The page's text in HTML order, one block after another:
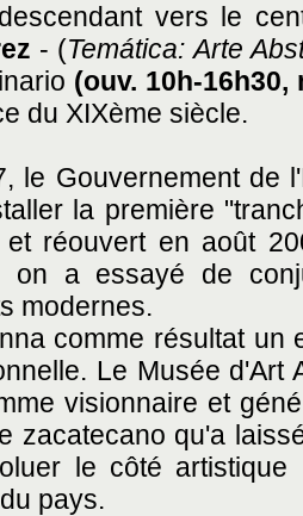
vers le
- (Temática: Arte
(ouv. 10h-16h30,
du XIXème siècle.
le Gouvernement de
la première
et réouvert en août
on a essayé de
modernes.
comme résultat un
Le Musée d'Art
visionnaire et
zacatecano qu'a
le côté
pays.